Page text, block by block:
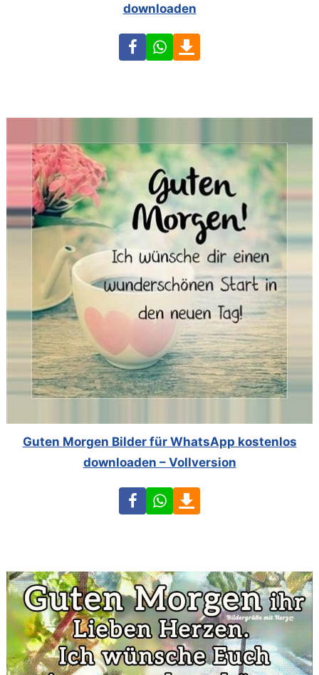
downloaden
FacebookWhatsApp
Guten Morgen Bilder für WhatsApp kostenlos
downloaden – Vollversion
FacebookWhatsApp